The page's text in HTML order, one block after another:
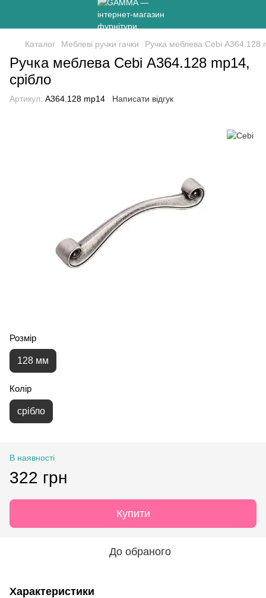
Каталог Меблеві ручки гачки Ручка меблева Cebi А364.128
Ручка меблева Cebi А364.128 mp14,
срібло
Артикул: А364.128 mp14 Написати відгук
Розмір
128 мм
Колір
срібло
В наявності
322 грн
Купити
До обраного
Характеристики